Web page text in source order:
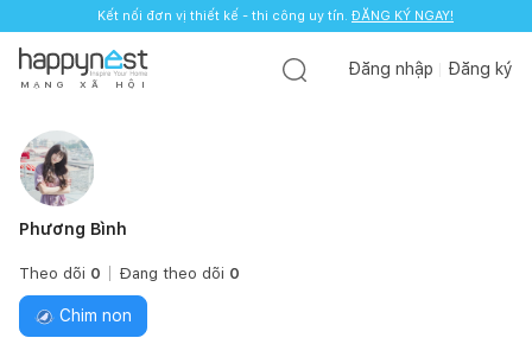
Kết nối đơn vị thiết kế - thi công uy tín. ĐĂNG KÝ NGAY!
M Ạ N G X Ã H Ộ I
Đăng nhập Đăng ký
Phương Bình
Theo dõi 0 Đang theo dõi 0
Chim non